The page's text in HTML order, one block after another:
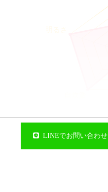
LINEでお問い合わせ